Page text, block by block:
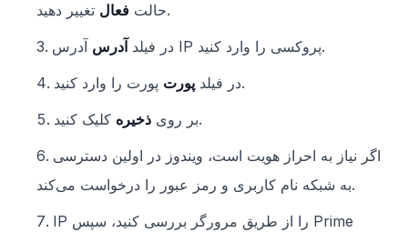
حالت فعال
تغییر دهید.
در فیلد آدرس
آدرس IP پروکسی را وارد کنید.
در فیلد پورت
پورت را وارد کنید.
بر روی ذخیره
کلیک کنید.
اگر نیاز به احراز هویت است، ویندوز در اولین دسترسی
به شبکه نام کاربری و رمز عبور را درخواست می‌کند.
IP را از طریق مرورگر بررسی کنید، سپس Prime